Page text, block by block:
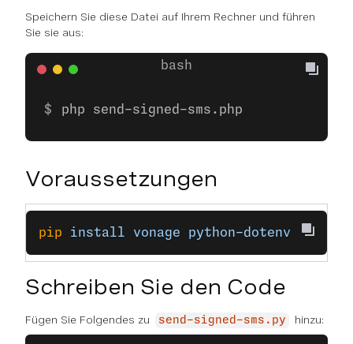
Speichern Sie diese Datei auf Ihrem Rechner und führen
Sie sie aus:
php send-signed-sms.php
Voraussetzungen
pip install vonage python-dotenv
Schreiben Sie den Code
Fügen Sie Folgendes zu send-signed-sms.py hinzu: